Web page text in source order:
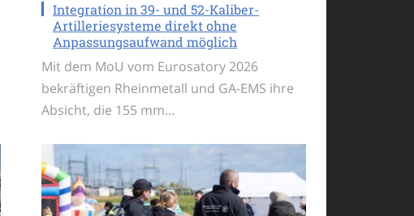
Integration in 39- und 52-Kaliber-
Artilleriesysteme direkt ohne
Anpassungsaufwand möglich
Mit dem MoU vom Eurosatory 2026
bekräftigen Rheinmetall und GA-EMS ihre
Absicht, die 155 mm…